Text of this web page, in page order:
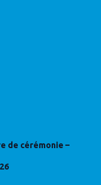
de cérémonie –